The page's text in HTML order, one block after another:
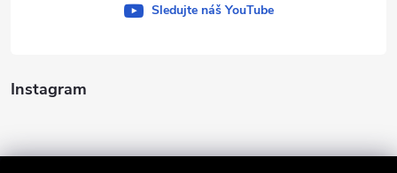
Instagram
Sledujte náš YouTube